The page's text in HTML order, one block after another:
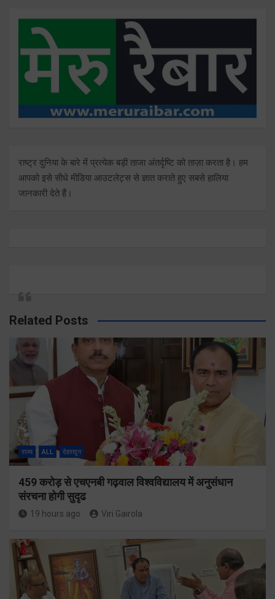
राष्ट्र दुनिया के बारे में प्रत्येक बड़ी ताजा अंतर्दृष्टि को ताज़ा करता है। हम
आपको इसे सीधे मीडिया आउटलेट्स से ज्ञात कराते हुए सबसे हालिया
जानकारी देते हैं।
Related Posts
राज्य ALL देहरादून
459 करोड़ से एचएनबी गढ़वाल विश्वविद्यालय में अनुसंधान
संरचना होगी सुदृढ
19 hours ago Viri Gairola